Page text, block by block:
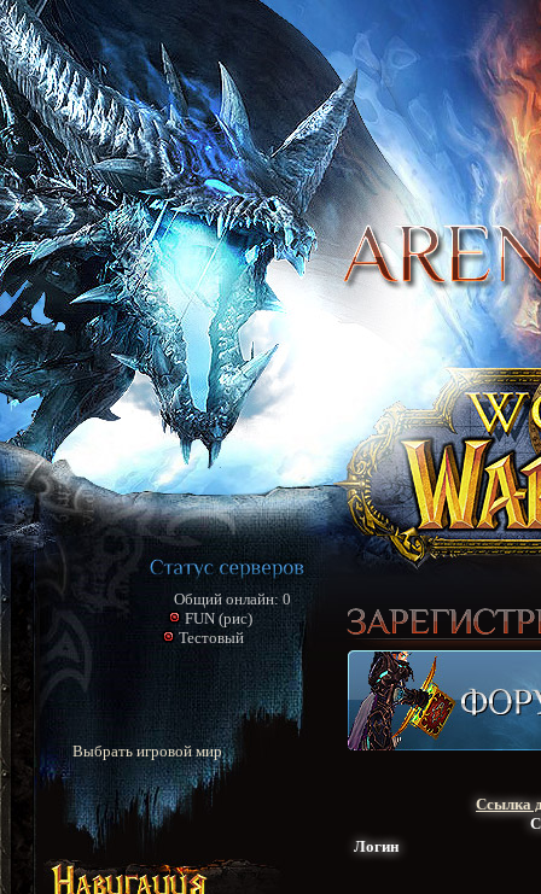
Выбрать игровой мир
Общий онлайн: 0
FUN (рис)
Тестовый
Ссылка
Логин